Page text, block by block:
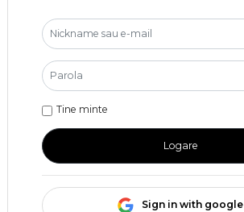
Tine minte
Logare
Sign in with google